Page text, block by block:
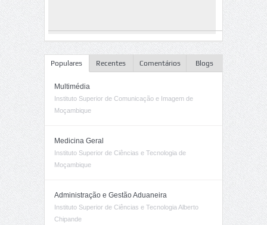
Populares Recentes Comentários Blogs
Multimédia
Instituto Superior de Comunicação e Imagem de
Moçambique
Medicina Geral
Instituto Superior de Ciências e Tecnologia de
Moçambique
Administração e Gestão Aduaneira
Instituto Superior de Ciências e Tecnologia Alberto
Chipande